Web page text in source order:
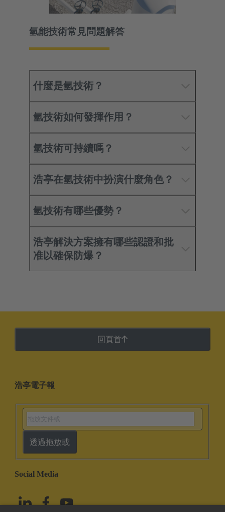
氫能技術常見問題解答
什麼是氫技術？
氫技術如何發揮作用？
氫技術可持續嗎？
浩亭在氫技術中扮演什麼角色？
氫技術有哪些優勢？
浩亭解決方案擁有哪些認證和批
准以確保防爆？
回頁首
浩亭電子報
透過拖放或
Social Media